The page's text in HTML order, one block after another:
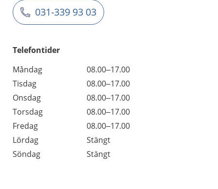
031-339 93 03
Telefontider
Måndag
08.00–17.00
Tisdag
08.00–17.00
Onsdag
08.00–17.00
Torsdag
08.00–17.00
Fredag
08.00–17.00
Lördag
Stängt
Söndag
Stängt